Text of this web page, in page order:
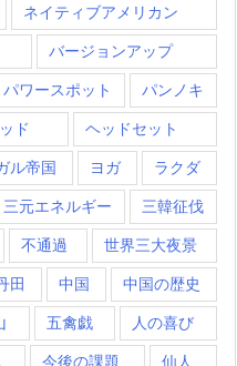
ネイティブアメリカン
バージョンアップ
パワースポット パンノキ
ド ヘッドセット
ル帝国 ヨガ ラクダ
三元エネルギー 三韓征伐
不通過 世界三大夜景
田 中国 中国の歴史
五禽戯 人の喜び
今後の課題 仙人